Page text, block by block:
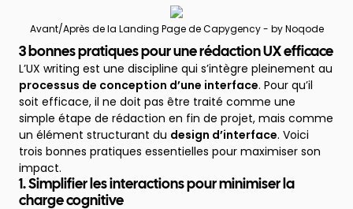
Avant/Après de la Landing Page de Capygency - by Noqode
3 bonnes pratiques pour une rédaction UX efficace
L’UX writing est une discipline qui s’intègre pleinement au
processus de conception d’une interface. Pour qu’il
soit efficace, il ne doit pas être traité comme une
simple étape de rédaction en fin de projet, mais comme
un élément structurant du design d’interface. Voici
trois bonnes pratiques essentielles pour maximiser son
impact.
1. Simplifier les interactions pour minimiser la
charge cognitive